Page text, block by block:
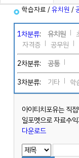
학습자료 /유치원 /
1차분류: 유치원
자격증
공무원
2차분류:
공통
3차분류:
기타 학
아이티치포유는 직
일포멧으로 자료수
다운로드